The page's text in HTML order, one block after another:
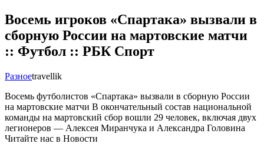
Восемь игроков «Спартака» вызвали в
сборную России на мартовские матчи
:: Футбол :: РБК Спорт
Разноеtravellik
Восемь футболистов «Спартака» вызвали в сборную России
на мартовские матчи В окончательный состав национальной
команды на мартовский сбор вошли 29 человек, включая двух
легионеров — Алексея Миранчука и Александра Головина
Читайте нас в Новости